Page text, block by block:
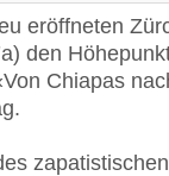
eröffneten
den
Chiapas
zapatistischen